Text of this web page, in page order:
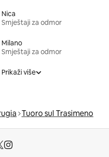
Nica
Smještaji za odmor
Milano
Smještaji za odmor
Prikaži više
Tuoro sul Trasimeno